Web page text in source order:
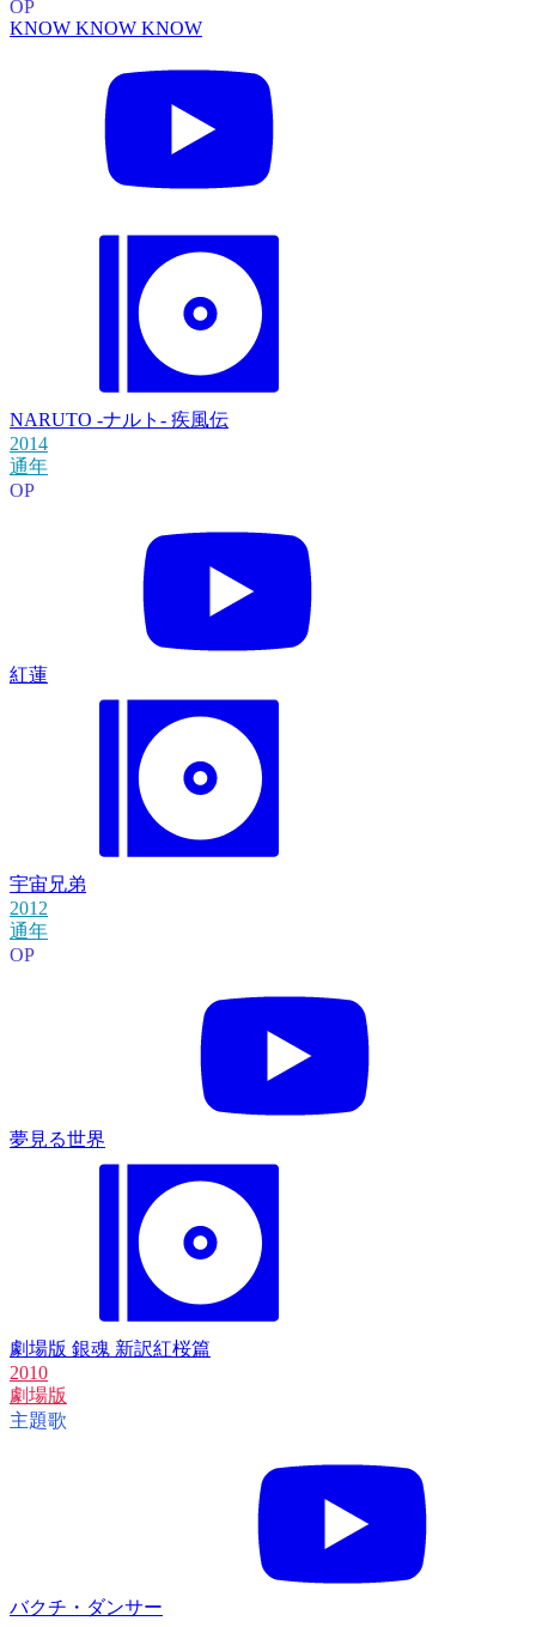
OP
KNOW KNOW KNOW
NARUTO -ナルト- 疾風伝
2014
通年
OP
紅蓮
宇宙兄弟
2012
通年
OP
夢見る世界
劇場版 銀魂 新訳紅桜篇
2010
劇場版
主題歌
バクチ・ダンサー